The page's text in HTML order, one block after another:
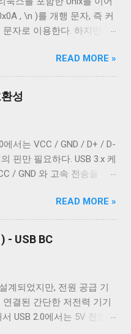
. 절연체 아래로 금속 선이
속 선이지만 전선은 아니
들어간 금속 선이다. 실
나는 얇은 금속 호일이고,
이루어져 있다. 전자는 보
르고 후자는 편조 차폐
자기파를 차단하는 것에 효
자기파를 차단하는 데 효
이블은 이 두 차폐를 사용하
이블을 쓰지 않는 한 요즘
, \n )를 개행 문자, 즉 커
자로 이용한다. 하지만 표
는다. 파일을 항상 운영 체
해서만 접근한다면 표준과
만 파일과 입출력의 구분
로세스의 입출력이 상호
. 이 차이를 다루기 위해
이 정의 하는 termios 구조
이 받은 문자를 출력하기
래그다. c_oflag에서 가장
꺼져있으면 다른 플래그와
그대로 보여준다. 이 플래
터미널을 텍스트를 보여
는 플래그는 ONLCR 이다.
력을 해석할 때 NL 을
ONLCR 이 꺼져있다면, LF
READ MORE »
성
서는 VCC / GND / D+ / D-
핀만 필요하다. USB 3.x 케
/ GND 와 고속 전송을 위
에 하도록 하겠다.) 그리고
즈를 접지로 보내 안전하
블까지 총 7개의 케이블
USB 2.0에서 사용하는 선
선이 더 필요하다. 이미지
모양의 Type B 컨넥터를
개의 핀만을 가지고 있고
이다. 따라서 Type B 컨넥
READ MORE »
- USB BC
계되었지만, 전원 공급 기
결된 간단한 저전력 기기
USB 2.0에서는 5V 전압과